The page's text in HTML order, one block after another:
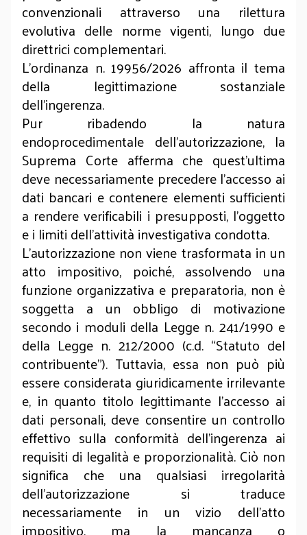
convenzionali attraverso una rilettura
evolutiva delle norme vigenti, lungo due
direttrici complementari.
L'ordinanza n. 19956/2026 affronta il tema
della legittimazione sostanziale
dell'ingerenza.
Pur ribadendo la natura
endoprocedimentale dell'autorizzazione, la
Suprema Corte afferma che quest’ultima
deve necessariamente precedere l'accesso ai
dati bancari e contenere elementi sufficienti
a rendere verificabili i presupposti, l'oggetto
e i limiti dell'attività investigativa condotta.
L'autorizzazione non viene trasformata in un
atto impositivo, poiché, assolvendo una
funzione organizzativa e preparatoria, non è
soggetta a un obbligo di motivazione
secondo i moduli della Legge n. 241/1990 e
della Legge n. 212/2000 (c.d. “Statuto del
contribuente”). Tuttavia, essa non può più
essere considerata giuridicamente irrilevante
e, in quanto titolo legittimante l'accesso ai
dati personali, deve consentire un controllo
effettivo sulla conformità dell'ingerenza ai
requisiti di legalità e proporzionalità. Ciò non
significa che una qualsiasi irregolarità
dell’autorizzazione si traduce
necessariamente in un vizio dell’atto